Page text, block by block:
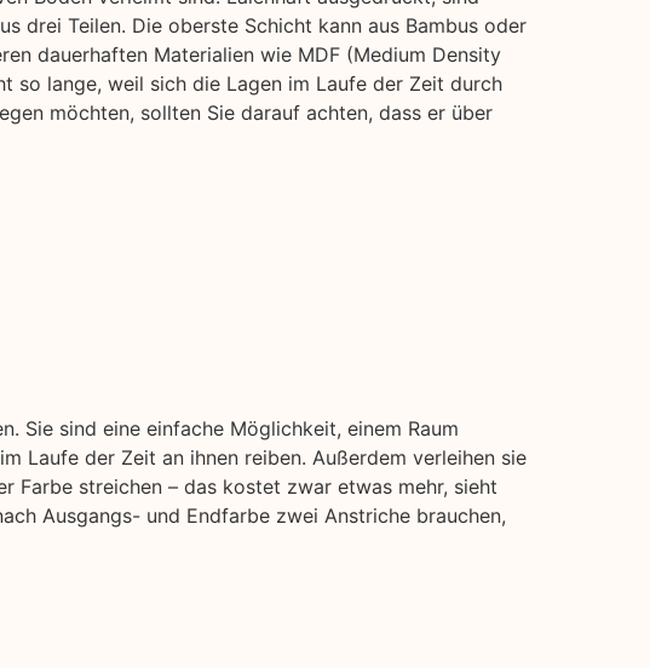
drei Teilen. Die oberste Schicht kann aus Bambus oder
dauerhaften Materialien wie MDF (Medium Density
so lange, weil sich die Lagen im Laufe der Zeit durch
möchten, sollten Sie darauf achten, dass er über
Sie sind eine einfache Möglichkeit, einem Raum
Laufe der Zeit an ihnen reiben. Außerdem verleihen sie
Farbe streichen – das kostet zwar etwas mehr, sieht
Ausgangs- und Endfarbe zwei Anstriche brauchen,